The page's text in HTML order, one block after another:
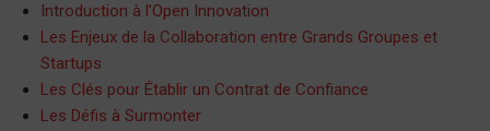
Introduction à l’Open Innovation
Les Enjeux de la Collaboration entre Grands Groupes et
Startups
Les Clés pour Établir un Contrat de Confiance
Les Défis à Surmonter